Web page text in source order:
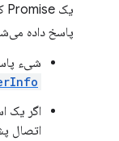
یک Promise که با
پاسخ داده
شیء
اگر یک
اتصال